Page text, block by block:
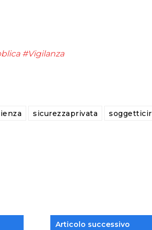
#Vigilanza
sicurezzaprivata
Articolo successivo